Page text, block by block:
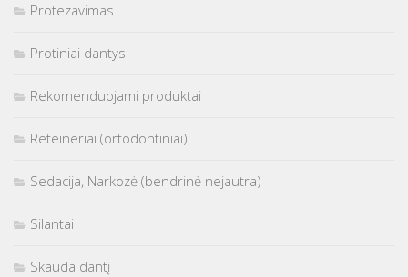
Protezavimas
Protiniai dantys
Rekomenduojami produktai
Reteineriai (ortodontiniai)
Sedacija, Narkozė (bendrinė nejautra)
Silantai
Skauda dantį